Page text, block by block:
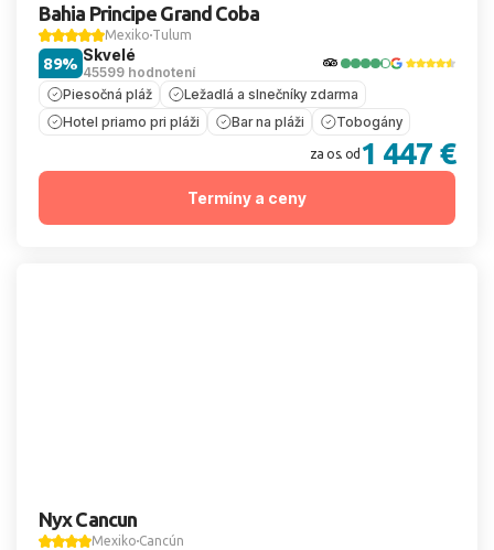
Bahia Principe Grand Coba
Mexiko Tulum
Skvelé
45599 hodnotení
89%
Piesočná pláž
Ležadlá a slnečníky zdarma
Hotel priamo pri pláži
Bar na pláži Tobogány
za os. od 1 447 €
Termíny a ceny
Nyx Cancun
Mexiko Cancún